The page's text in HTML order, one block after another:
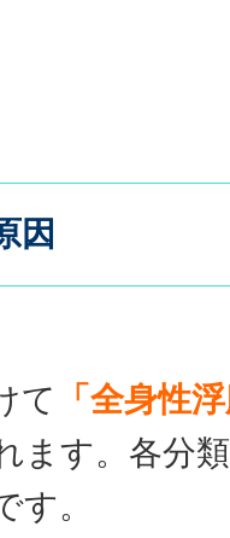
因
て
「全身性
ます。各分
す。